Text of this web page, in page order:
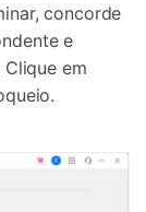
concorde
e
em